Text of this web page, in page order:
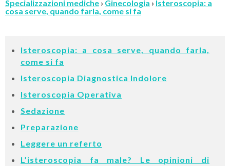
Specializzazioni mediche › Ginecologia › Isteroscopia: a
cosa serve, quando farla, come si fa
Isteroscopia: a cosa serve, quando farla,
come si fa
Isteroscopia Diagnostica Indolore
Isteroscopia Operativa
Sedazione
Preparazione
Leggere un referto
L’isteroscopia fa male? Le opinioni di